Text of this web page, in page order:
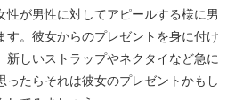
性が男性に対してアピールする様に男
す。彼女からのプレゼントを身に付け
新しいストラップやネクタイなど急に
ったらそれは彼女のプレゼントかもし